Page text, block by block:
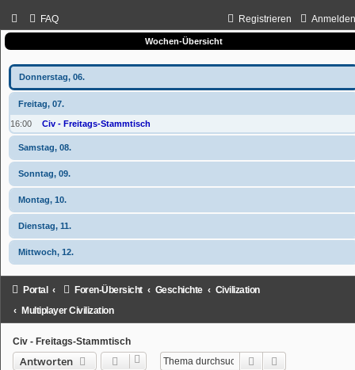
FAQ Registrieren
Wochen-Übersicht
Donnerstag, 06.
Freitag, 07.
16:00 Civ - Freitags-Stammtisch
Samstag, 08.
Sonntag, 09.
Montag, 10.
Dienstag, 11.
Mittwoch, 12.
Portal Foren-Übersicht Geschichte
Civilization
Multiplayer Civilization
Civ - Freitags-Stammtisch
Antworten Suche